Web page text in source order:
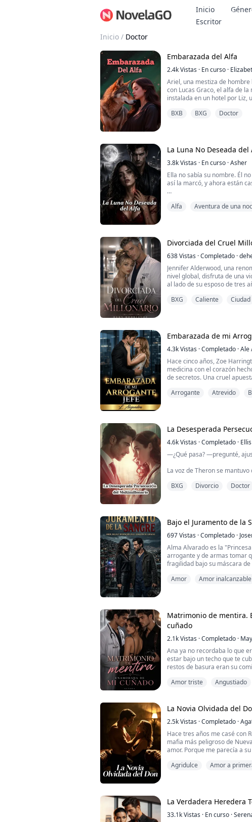
Inicio
Escritor
Bonus
Inicio / Doctor
Embarazada del Alfa
2.4kVistas · En curso ·
Ariel, una mestiza de
con Lucas Graco, el alfa de la
instalada en un hotel por Liz,
Ariel con Ethan, un Omega y
BXB BXG Doctor
La Luna No Deseada del
3.8kVistas · En curso ·Asher
Ella no sabía su nombre. Él
así la marcó, y ahora están
imprudente. Entra a
saber.
El desconocido es Darius
Alfa Aventura de una
Divorciada del Cruel
638Vistas ·Completado ·
Jennifer Alderwood, una
nivel global, disfruta de una
al lado de su esposo de tres
anticipadamente de una gira
BXG Caliente Ciudad
Embarazada de mi
4.3kVistas ·Completado ·Ale
Hace cinco años, Zoe
medicina con el corazón
de secretos. Una cruel
era un juego de una noche.
Arrogante Atrevido
La Desesperada
4.6kVistas ·Completado ·
—¿Qué pasa? —pregunté,
La voz de Theron se
—No eres la hija biológica de
todo cuando regresara, pero
adelantado.
—¿Qué piensas hacer con
obligué a preguntar de frente.
—Para mí, el ...
BXG Divorcio Doctor
Bajo el Juramento de la
697Vistas ·Completado ·
Alma Alvarado es la
arrogante y de armas tomar
fragilidad bajo su máscara
emboscada deja a su
Amor Amor inalcanzable
Matrimonio de mentira.
cuñado
2.1kVistas ·Completado ·
Ana ya no recordaba lo que
estar bajo un techo que te
restos de basura eran su
algunos hombres que la
basura.
Amor triste Angustiado
La Novia Olvidada del
2.5kVistas ·Completado ·
Hace tres años me casé con
mafia más peligroso de
amor. Porque me parecía a
regresa la orig...
Agridulce
Amor a
La Verdadera Heredera
33.1kVistas · En curso ·